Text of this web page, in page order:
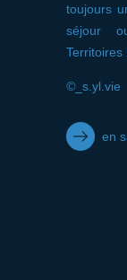
toujours
séjour
Territoires
©_s.yl.vie
en